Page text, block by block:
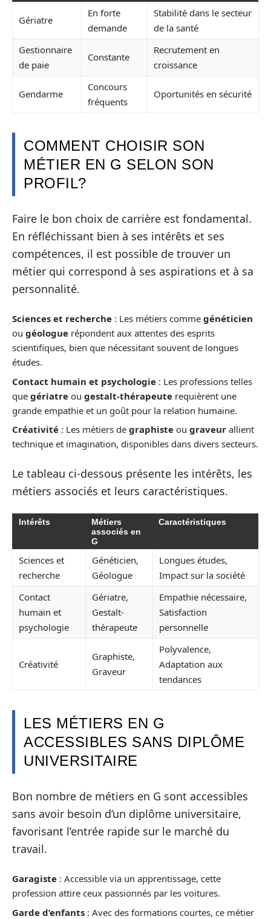
Gériatre
En forte
demande
Stabilité dans le secteur
de la santé
Gestionnaire
de paie
Constante
Recrutement en
croissance
Gendarme
Concours
fréquents
Oportunités en sécurité
COMMENT CHOISIR SON
MÉTIER EN G SELON SON
PROFIL?
Faire le bon choix de carrière est fondamental.
En réfléchissant bien à ses intérêts et ses
compétences, il est possible de trouver un
métier qui correspond à ses aspirations et à sa
personnalité.
Sciences et recherche : Les métiers comme généticien
ou géologue répondent aux attentes des esprits
scientifiques, bien que nécessitant souvent de longues
études.
Contact humain et psychologie : Les professions telles
que gériatre ou gestalt-thérapeute requièrent une
grande empathie et un goût pour la relation humaine.
Créativité : Les métiers de graphiste ou graveur allient
technique et imagination, disponibles dans divers secteurs.
Le tableau ci-dessous présente les intérêts, les
métiers associés et leurs caractéristiques.
Intérêts
Métiers
associés en
G
Caractéristiques
Sciences et
recherche
Généticien,
Géologue
Longues études,
Impact sur la société
Contact
humain et
psychologie
Gériatre,
Gestalt-
thérapeute
Empathie nécessaire,
Satisfaction
personnelle
Créativité
Graphiste,
Graveur
Polyvalence,
Adaptation aux
tendances
LES MÉTIERS EN G
ACCESSIBLES SANS DIPLÔME
UNIVERSITAIRE
Bon nombre de métiers en G sont accessibles
sans avoir besoin d’un diplôme universitaire,
favorisant l’entrée rapide sur le marché du
travail.
Garagiste : Accessible via un apprentissage, cette
profession attire ceux passionnés par les voitures.
Garde d’enfants : Avec des formations courtes, ce métier